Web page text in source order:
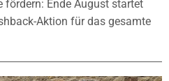
Ende August startet
Aktion für das gesamte